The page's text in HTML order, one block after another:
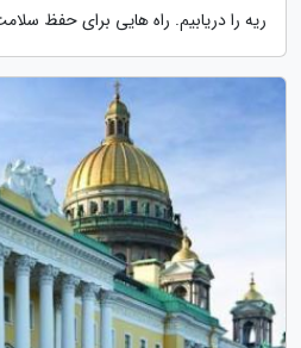
ریه را دریابیم. راه هایی برای حفظ